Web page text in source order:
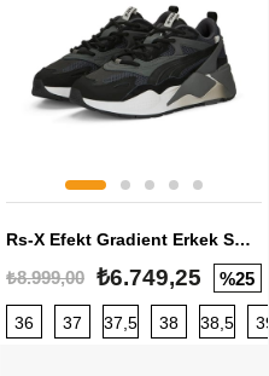
Rs-X Efekt Gradient Erkek Sneaker
₺8.999,00 ₺6.749,25 %25
36 37 37,5 38 38,5 39